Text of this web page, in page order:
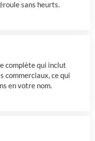
sans heurts.
complète qui inclut
commerciaux, ce qui
en votre nom.